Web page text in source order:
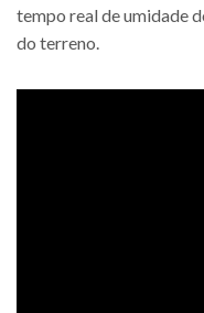
tempo real de umidade
do terreno.